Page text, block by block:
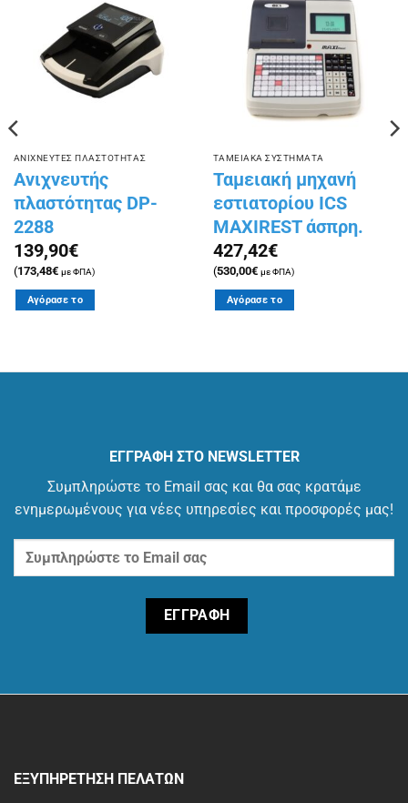
στην
λίστα
επιθυμιών
ΑΝΙΧΝΕΥΤΕΣ ΠΛΑΣΤΟΤΗΤΑΣ
Ανιχνευτής
πλαστότητας DP-
2288
139,90€
(173,48€ με ΦΠΑ)
Αγόρασε το
Πρόσθήκη
στην
λίστα
επιθυμιών
ΤΑΜΕΙΑΚΑ ΣΥΣΤΗΜΑΤΑ
Ταμειακή μηχανή
εστιατορίου ICS
MAXIREST άσπρη.
427,42€
(530,00€ με ΦΠΑ)
Αγόρασε το
ΕΓΓΡΑΦΗ ΣΤΟ NEWSLETTER
Συμπληρώστε το Email σας και θα σας κρατάμε
ενημερωμένους για νέες υπηρεσίες και προσφορές μας!
ΕΞΥΠΗΡΕΤΗΣΗ ΠΕΛΑΤΩΝ